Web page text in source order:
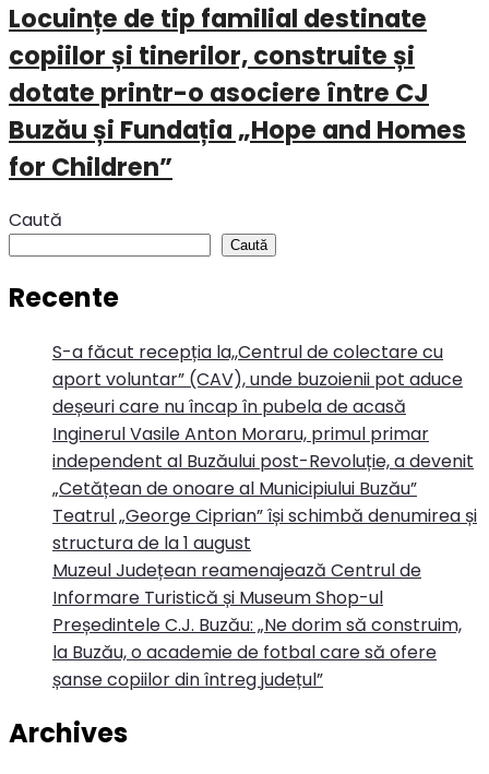
Locuințe de tip familial destinate
copiilor și tinerilor, construite și
dotate printr-o asociere între CJ
Buzău și Fundația „Hope and Homes
for Children”
Caută
Caută
Recente
S-a făcut recepția la,,Centrul de colectare cu
aport voluntar” (CAV), unde buzoienii pot aduce
deșeuri care nu încap în pubela de acasă
Inginerul Vasile Anton Moraru, primul primar
independent al Buzăului post-Revoluție, a devenit
„Cetățean de onoare al Municipiului Buzău”
Teatrul „George Ciprian” își schimbă denumirea și
structura de la 1 august
Muzeul Județean reamenajează Centrul de
Informare Turistică și Museum Shop-ul
Președintele C.J. Buzău: „Ne dorim să construim,
la Buzău, o academie de fotbal care să ofere
șanse copiilor din întreg județul”
Archives